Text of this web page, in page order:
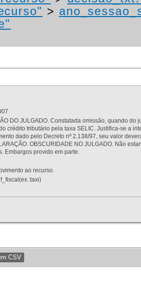
>
DO JULGADO. Constatada omissão, quando
crédito tributário pela taxa SELIC. Justifica-se a
dado pelo Decreto nº 2.138/97, seu valor
OBSCURIDADE NO JULGADO. Não
Embargos provido em parte.
ao recurso.
CSV